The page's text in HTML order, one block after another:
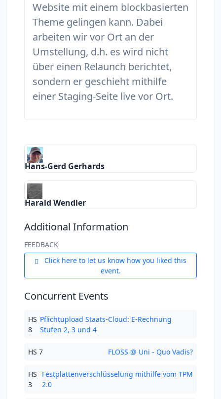
Website mit einem blockbasierten
Theme gelingen kann. Dabei
arbeiten wir vor Ort an der
Umstellung, d.h. es wird nicht
über einen Relaunch berichtet,
sondern er geschieht mithilfe
einer Staging-Seite live vor Ort.
Hans-Gerd Gerhards
Harald Wendler
Additional Information
FEEDBACK
Click here to let us know how you liked this
event.
Concurrent Events
HS
8
Pflichtupload Staats-Cloud: E-Rechnung
Stufen 2, 3 und 4
HS 7 FLOSS @ Uni - Quo Vadis?
HS
3
Festplattenverschlüsselung mithilfe vom TPM
2.0